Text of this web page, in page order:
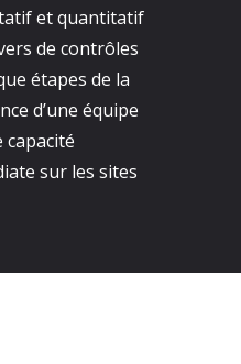
et quantitatif
de contrôles
étapes de la
d’une équipe
capacité
sur les sites